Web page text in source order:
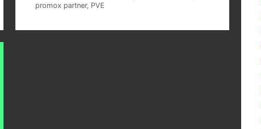
promox partner, PVE